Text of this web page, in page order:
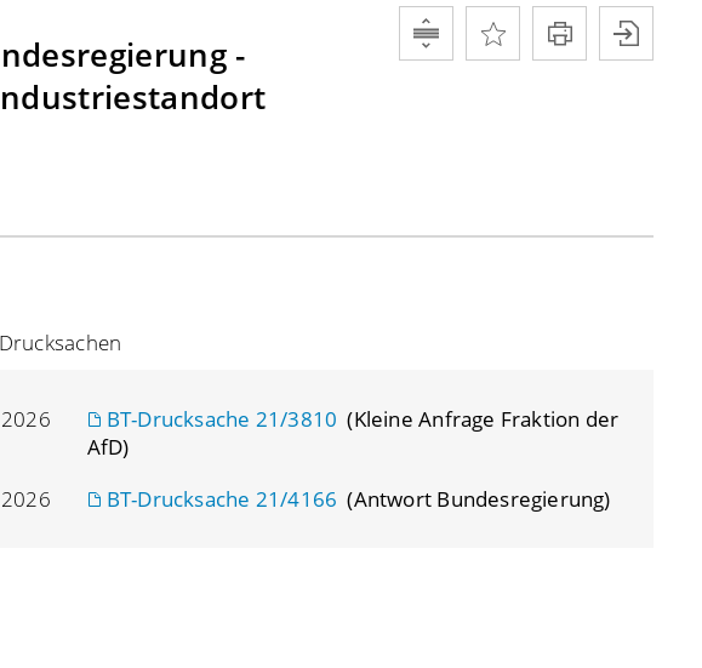
-
BT-Drucksache 21/3810 (Kleine Anfrage Fraktion der
AfD)
BT-Drucksache 21/4166 (Antwort Bundesregierung)